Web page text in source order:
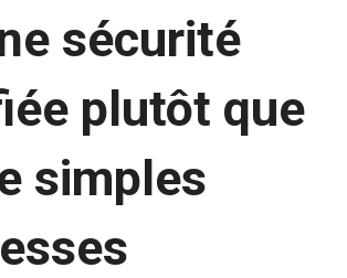
sécurité
plutôt que
simples